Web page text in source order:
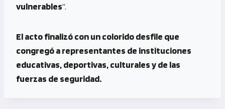
vulnerables“.
El acto finalizó con un colorido desfile que
congregó a representantes de instituciones
educativas, deportivas, culturales y de las
fuerzas de seguridad.